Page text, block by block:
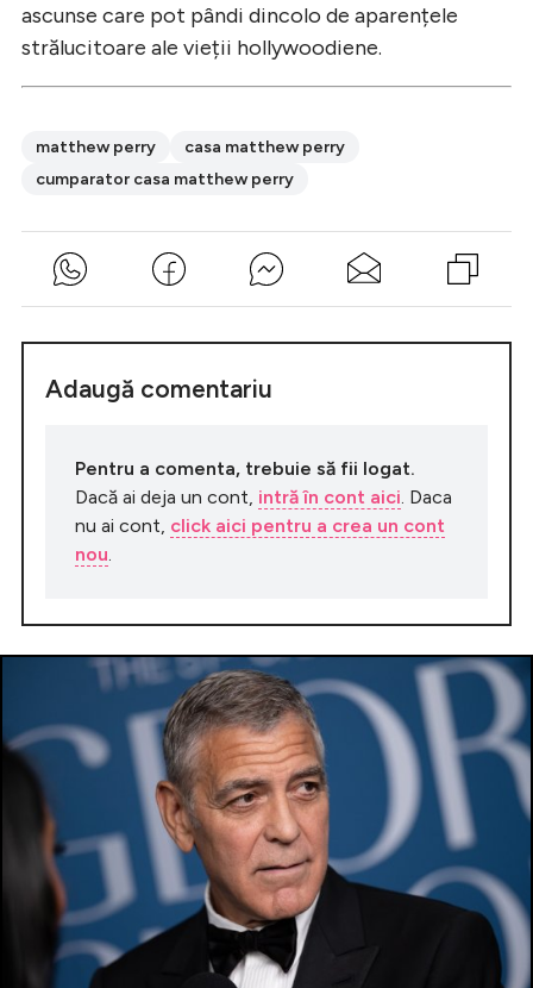
ascunse care pot pândi dincolo de aparențele
strălucitoare ale vieții hollywoodiene.
matthew perry
casa matthew perry
cumparator casa matthew perry
Adaugă comentariu
Pentru a comenta, trebuie să fii logat.
Dacă ai deja un cont, intră în cont aici . Daca
nu ai cont, click aici pentru a crea un cont
nou